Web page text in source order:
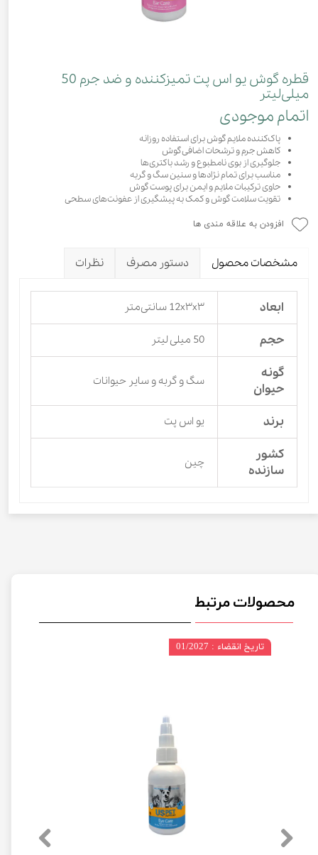
قطره گوش یو اس پت تمیزکننده و ضد جرم 50
میلی‌لیتر
اتمام موجودی
پاک‌کننده ملایم گوش برای استفاده روزانه
کاهش جرم و ترشحات اضافی گوش
جلوگیری از بوی نامطبوع و رشد باکتری‌ها
مناسب برای تمام نژادها و سنین سگ و گربه
حاوی ترکیبات ملایم و ایمن برای پوست گوش
تقویت سلامت گوش و کمک به پیشگیری از عفونت‌های سطحی
افزودن به علاقه مندی ها
مشخصات محصول دستور مصرف نظرات
ابعاد 12x۳x۳ سانتی‌متر
حجم 50 میلی لیتر
گونه
حیوان
سگ و گربه و سایر حیوانات
برند یو اس پت
کشور
سازنده
چین
محصولات مرتبط
تاریخ انقضاء : 01/2027